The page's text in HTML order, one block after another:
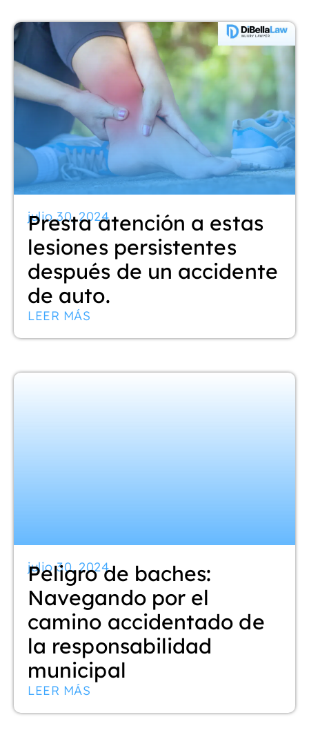
julio 30, 2024
Presta atención a estas
lesiones persistentes
después de un accidente
de auto.
LEER MÁS
julio 30, 2024
Peligro de baches:
Navegando por el
camino accidentado de
la responsabilidad
municipal
LEER MÁS